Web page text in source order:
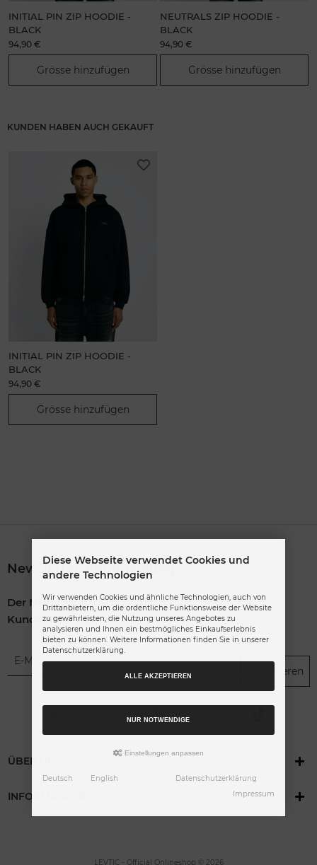
INITIAL PIN ZIP HOODIE -
BLACK
94,90 €
Grösse hinzufügen
NEUTRALS ZIP HOODIE -
BLACK
94,90 €
Grösse hinzufügen
KUNDEN HABEN AUCH GEKAUFT
INITIAL PIN ZIP HOODIE -
BLACK
94,90 €
Grösse hinzufügen
Newsletter-Anmmeldung
Der Newsletter kann jederzeit hier oder in Ihrem
Kundenkonto abbestellt werden.
Abonnieren
ÜBER UNS
INFORMATIONEN
LEVTIC - Official Onlineshop © 2026
Diese Webseite verwendet Cookies und
andere Technologien
Wir verwenden Cookies und ähnliche Technologien, auch von
Drittanbietern, um die ordentliche Funktionsweise der Website
zu gewährleisten, die Nutzung unseres Angebotes zu
analysieren und Ihnen ein bestmögliches Einkaufserlebnis
bieten zu können. Weitere Informationen finden Sie in unserer
Datenschutzerklärung.
ALLE AKZEPTIEREN
NUR NOTWENDIGE
Einstellungen anpassen
Deutsch English
Datenschutzerklärung
Impressum